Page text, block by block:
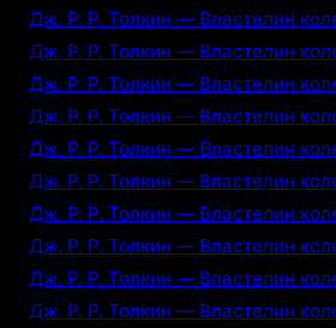
Дж. Р. Р. Толкин — Властелин
Дж. Р. Р. Толкин — Властелин
Дж. Р. Р. Толкин — Властелин
Дж. Р. Р. Толкин — Властелин
Дж. Р. Р. Толкин — Властелин
Дж. Р. Р. Толкин — Властелин
Дж. Р. Р. Толкин — Властелин
Дж. Р. Р. Толкин — Властелин
Дж. Р. Р. Толкин — Властелин
Дж. Р. Р. Толкин — Властелин